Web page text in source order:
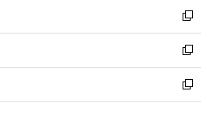
く
で
開
く
ド
ウ
で
開
く
ィ
ン
ド
ウ
で
開
い
ウ
ィ
ン
ド
ウ
新
し
い
ウ
ィ
ン
新
し
い
ウ
新
し